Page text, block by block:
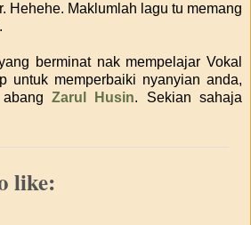
Hehehe. Maklumlah lagu tu memang
berminat nak mempelajar Vokal
untuk memperbaiki nyanyian anda,
abangZarul Husin. Sekian sahaja
like: